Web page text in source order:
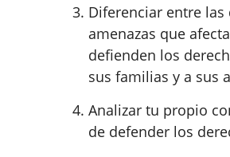
Diferenciar entre las
amenazas que
defienden los
sus familias y a sus
Analizar tu propio
de defender los